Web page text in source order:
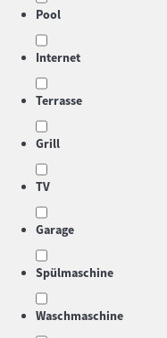
Pool
Internet
Terrasse
Grill
TV
Garage
Spülmaschine
Waschmaschine